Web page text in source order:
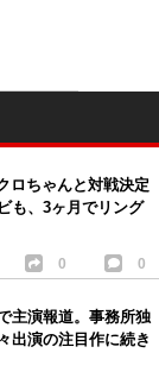
ロちゃんと対戦決定
も、3ヶ月でリング
0 0
主演報道。事務所独
出演の注目作に続き